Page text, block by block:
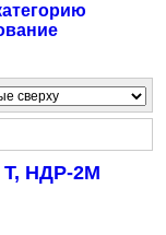
Т, НДР-2М